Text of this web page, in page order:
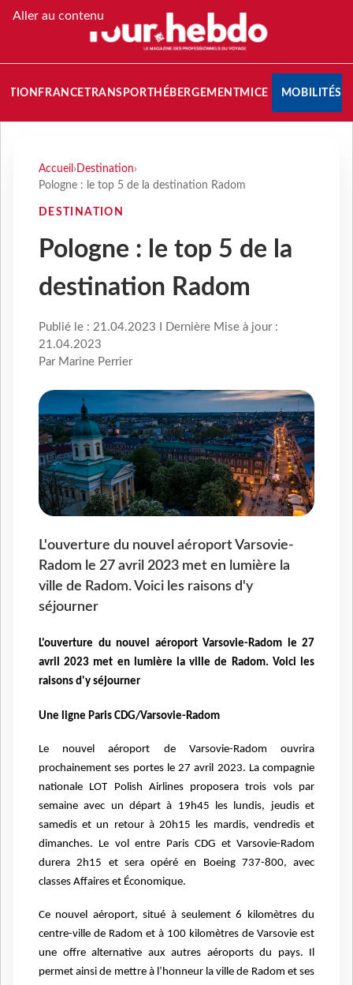
Aller au contenu
FRANCETRANSPORT HÉBERGEMENTMICE MOBILITÉS
Accueil › Destination›
Pologne : le top 5 de la destination Radom
DESTINATION
Pologne : le top 5 de la
destination Radom
Publié le : 21.04.2023 I Dernière Mise à jour :
21.04.2023
Par Marine Perrier
L'ouverture du nouvel aéroport Varsovie-
Radom le 27 avril 2023 met en lumière la
ville de Radom. Voici les raisons d'y
séjourner
L'ouverture du nouvel aéroport Varsovie-Radom le 27
avril 2023 met en lumière la ville de Radom. Voici les
raisons d'y séjourner
Une ligne Paris CDG/Varsovie-Radom
Le nouvel aéroport de Varsovie-Radom ouvrira
prochainement ses portes le 27 avril 2023. La compagnie
nationale LOT Polish Airlines proposera trois vols par
semaine avec un départ à 19h45 les lundis, jeudis et
samedis et un retour à 20h15 les mardis, vendredis et
dimanches. Le vol entre Paris CDG et Varsovie-Radom
durera 2h15 et sera opéré en Boeing 737-800, avec
classes Affaires et Économique.
Ce nouvel aéroport, situé à seulement 6 kilomètres du
centre-ville de Radom et à 100 kilomètres de Varsovie est
une offre alternative aux autres aéroports du pays. Il
permet ainsi de mettre à l’honneur la ville de Radom et ses